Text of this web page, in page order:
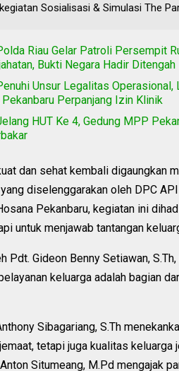
kegiatan Sosialisasi & Simulasi The
Riau Gelar Patroli Persempit
Bukti Negara Hadir
Unsur Legalitas Operasional,
Pekanbaru Perpanjang Izin Klinik
HUT Ke 4, Gedung MPP
dan sehat kembali digaungkan
diselenggarakan oleh DPC
Pekanbaru, kegiatan ini
untuk menjawab tantangan
Gideon Benny Setiawan,
keluarga adalah bagian
Sibagariang, S.Th
tetapi juga kualitas keluarga
Situmeang, M.Pd mengajak